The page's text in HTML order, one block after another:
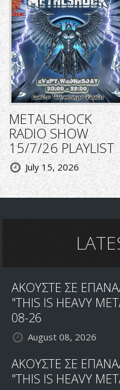
METALSHOCK
RADIO SHOW
15/7/26 PLAYLIST
July 15, 2026
ΑΚΟΥΣΤΕ ΣΕ
"THIS IS HEAVY
08-26
August 08, 2026
ΑΚΟΥΣΤΕ ΣΕ
"THIS IS HEAVY